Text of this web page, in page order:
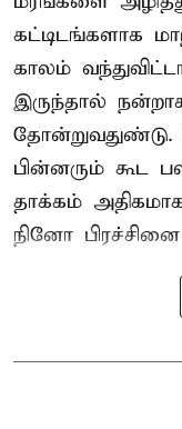
கட்டிடங்களாக
காலம்
இருந்தால்
பின்னரும் கூட
தாக்கம்
நினோ